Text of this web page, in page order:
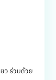
ว ร่วมด้วย